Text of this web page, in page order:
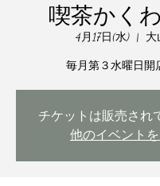
喫茶かく
4月17日(水)
  |
大
毎月第３水曜日開
チケットは販売され
他のイベント